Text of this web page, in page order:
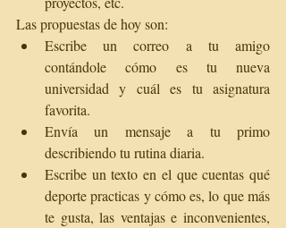
Las propuestas de hoy son:
Escribe un correo a tu amigo
contándole cómo es tu nueva
universidad y cuál es tu asignatura
favorita.
Envía un mensaje a tu primo
describiendo tu rutina diaria.
Escribe un texto en el que cuentas qué
deporte practicas y cómo es, lo que más
te gusta, las ventajas e inconvenientes,